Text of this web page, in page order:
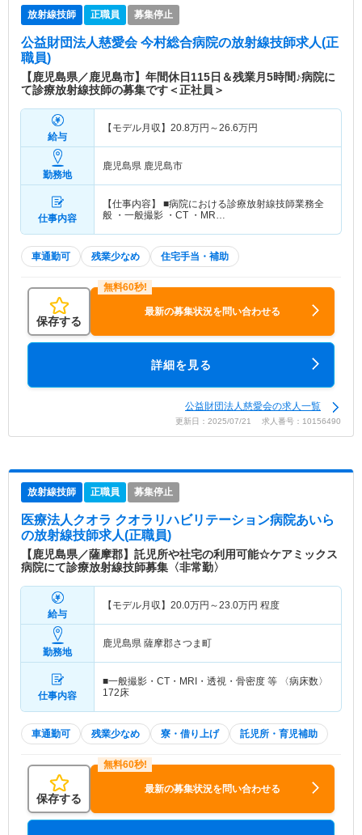
放射線技師 正職員 募集停止
公益財団法人慈愛会 今村総合病院の放射線技師求人(正
職員)
【鹿児島県／鹿児島市】年間休日115日＆残業月5時間♪病院に
て診療放射線技師の募集です＜正社員＞
給与
【モデル月収】 20.8万円～26.6万円
勤務地
鹿児島県 鹿児島市
仕事内容
【仕事内容】 ■病院における診療放射線技師業務全
般 ・一般撮影 ・CT ・MR…
車通勤可 残業少なめ 住宅手当・補助
保存する
最新の募集状況を問い合わせる
詳細を見る
公益財団法人慈愛会の求人一覧
更新日：2025/07/21 求人番号：10156490
放射線技師 正職員 募集停止
医療法人クオラ クオラリハビリテーション病院あいら
の放射線技師求人(正職員)
【鹿児島県／薩摩郡】託児所や社宅の利用可能☆ケアミックス
病院にて診療放射線技師募集〈非常勤〉
給与
【モデル月収】 20.0万円～23.0万円 程度
勤務地
鹿児島県 薩摩郡さつま町
仕事内容
■一般撮影・CT・MRI・透視・骨密度 等 〈病床数〉
172床
車通勤可 残業少なめ 寮・借り上げ 託児所・育児補助
保存する
最新の募集状況を問い合わせる